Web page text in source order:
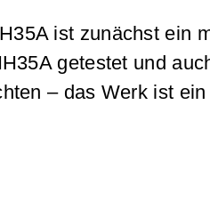
ist zunächst ein
getestet und
– das Werk ist ein